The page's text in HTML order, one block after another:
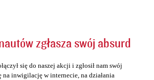
zgłasza swój absurd
się do naszej akcji i zgłosił nam swój
na inwigilację w internecie, na działania